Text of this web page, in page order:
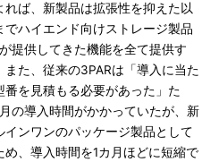
ば、新製品は拡張性を抑えた以
でハイエンド向けストレージ製品
提供してきた機能を全て提供す
また、従来の3PARは「導入に当た
番を見積もる必要があった」た
の導入時間がかかっていたが、新
インワンのパッケージ製品として
め、導入時間を1カ月ほどに短縮で